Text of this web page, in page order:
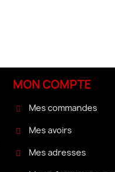
MON COMPTE
Mes commandes
Mes avoirs
Mes adresses